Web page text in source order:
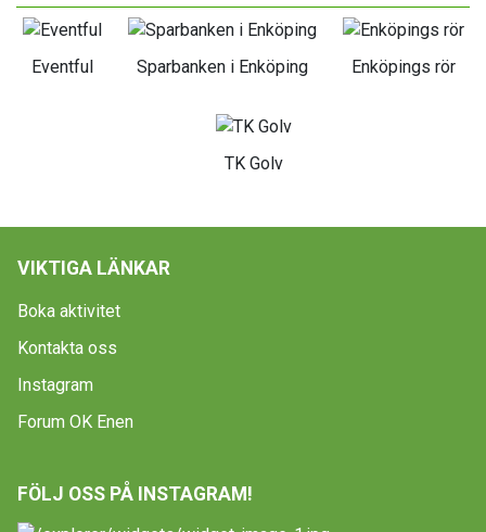
Eventful Sparbanken i Enköping Enköpings rör
TK Golv
VIKTIGA LÄNKAR
Boka aktivitet
Kontakta oss
Instagram
Forum OK Enen
FÖLJ OSS PÅ INSTAGRAM!